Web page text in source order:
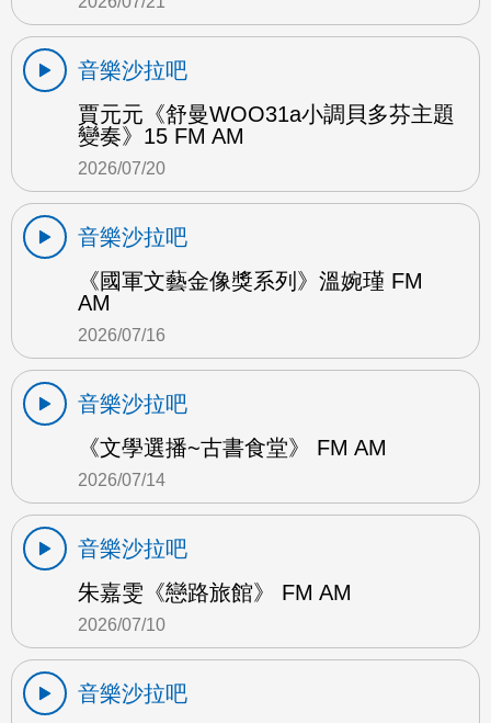
音樂沙拉吧
賈元元《舒曼WOO31a小調貝多芬主題
變奏》15 FM AM
2026/07/20
音樂沙拉吧
《國軍文藝金像獎系列》溫婉瑾 FM
AM
2026/07/16
音樂沙拉吧
《文學選播~古書食堂》 FM AM
2026/07/14
音樂沙拉吧
朱嘉雯《戀路旅館》 FM AM
2026/07/10
音樂沙拉吧